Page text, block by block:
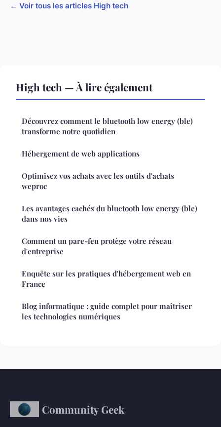
← Voir tous les articles High tech
High tech — À lire également
Découvrez comment le bluetooth low energy (ble)
transforme notre quotidien
Hébergement de web applications
Optimisez vos achats avec les outils d'achats
weproc
Les avantages cachés du bluetooth low energy (ble)
dans nos vies
Comment un pare-feu protège votre réseau
d'entreprise
Enquête sur les pratiques d'hébergement web en
France
Blog informatique : guide complet pour maîtriser
les technologies numériques
Community Geek